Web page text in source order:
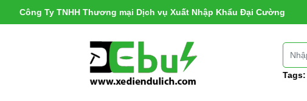
Công Ty TNHH Thương mại Dịch vụ Xuất Nhập Khẩu Đại Cường
Tags: